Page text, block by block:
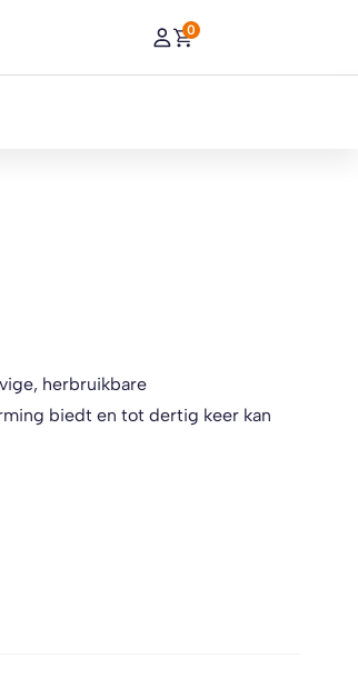
0
herbruikbare
biedt en tot dertig keer kan